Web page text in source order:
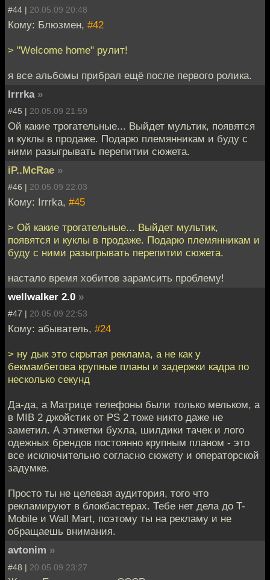
#44 | 20.05.09 20:48
Кому: Блюзмен, #42
> "Welcome home" рулит!
я все альбомы прибрал ещё после первого ролика.
Irrrka »
#45 | 20.05.09 21:59
Ой какие трогательные... Выйдет мультик, появятся
и куклы в продаже. Подарю племянникам и буду с
ними разыгрывать перепитии сюжета.
iP..McRae »
#46 | 20.05.09 22:03
Кому: Irrrka, #45
> Ой какие трогательные... Выйдет мультик,
появятся и куклы в продаже. Подарю племянникам и
буду с ними разыгрывать перепитии сюжета.
настало время хобитов зарамсить проблему!
wellwalker 2.0 »
#47 | 20.05.09 22:53
Кому: абыватель, #24
> ну дык это скрытая реклама, а не как у
бекмамбетова крупные планы и задержки кадра по
несколько секунд
Да-да, а Матрице телефоны были только мельком, а
в MIB 2 джойстик от PS 2 тоже никто даже не
заметил. А этикетки бухла, шилдики тачек и лого
одежных брендов постоянно крупным планом - это
все исключительно согласно сюжету и операторской
задумке.
Просто ты не целевая аудитория, того что
рекламируют в блокбастерах. Тебе нет дела до T-
Mobile и Wall Mart, поэтому ты на рекламу и не
обращаешь внимания.
avtonim »
#48 | 20.05.09 23:27